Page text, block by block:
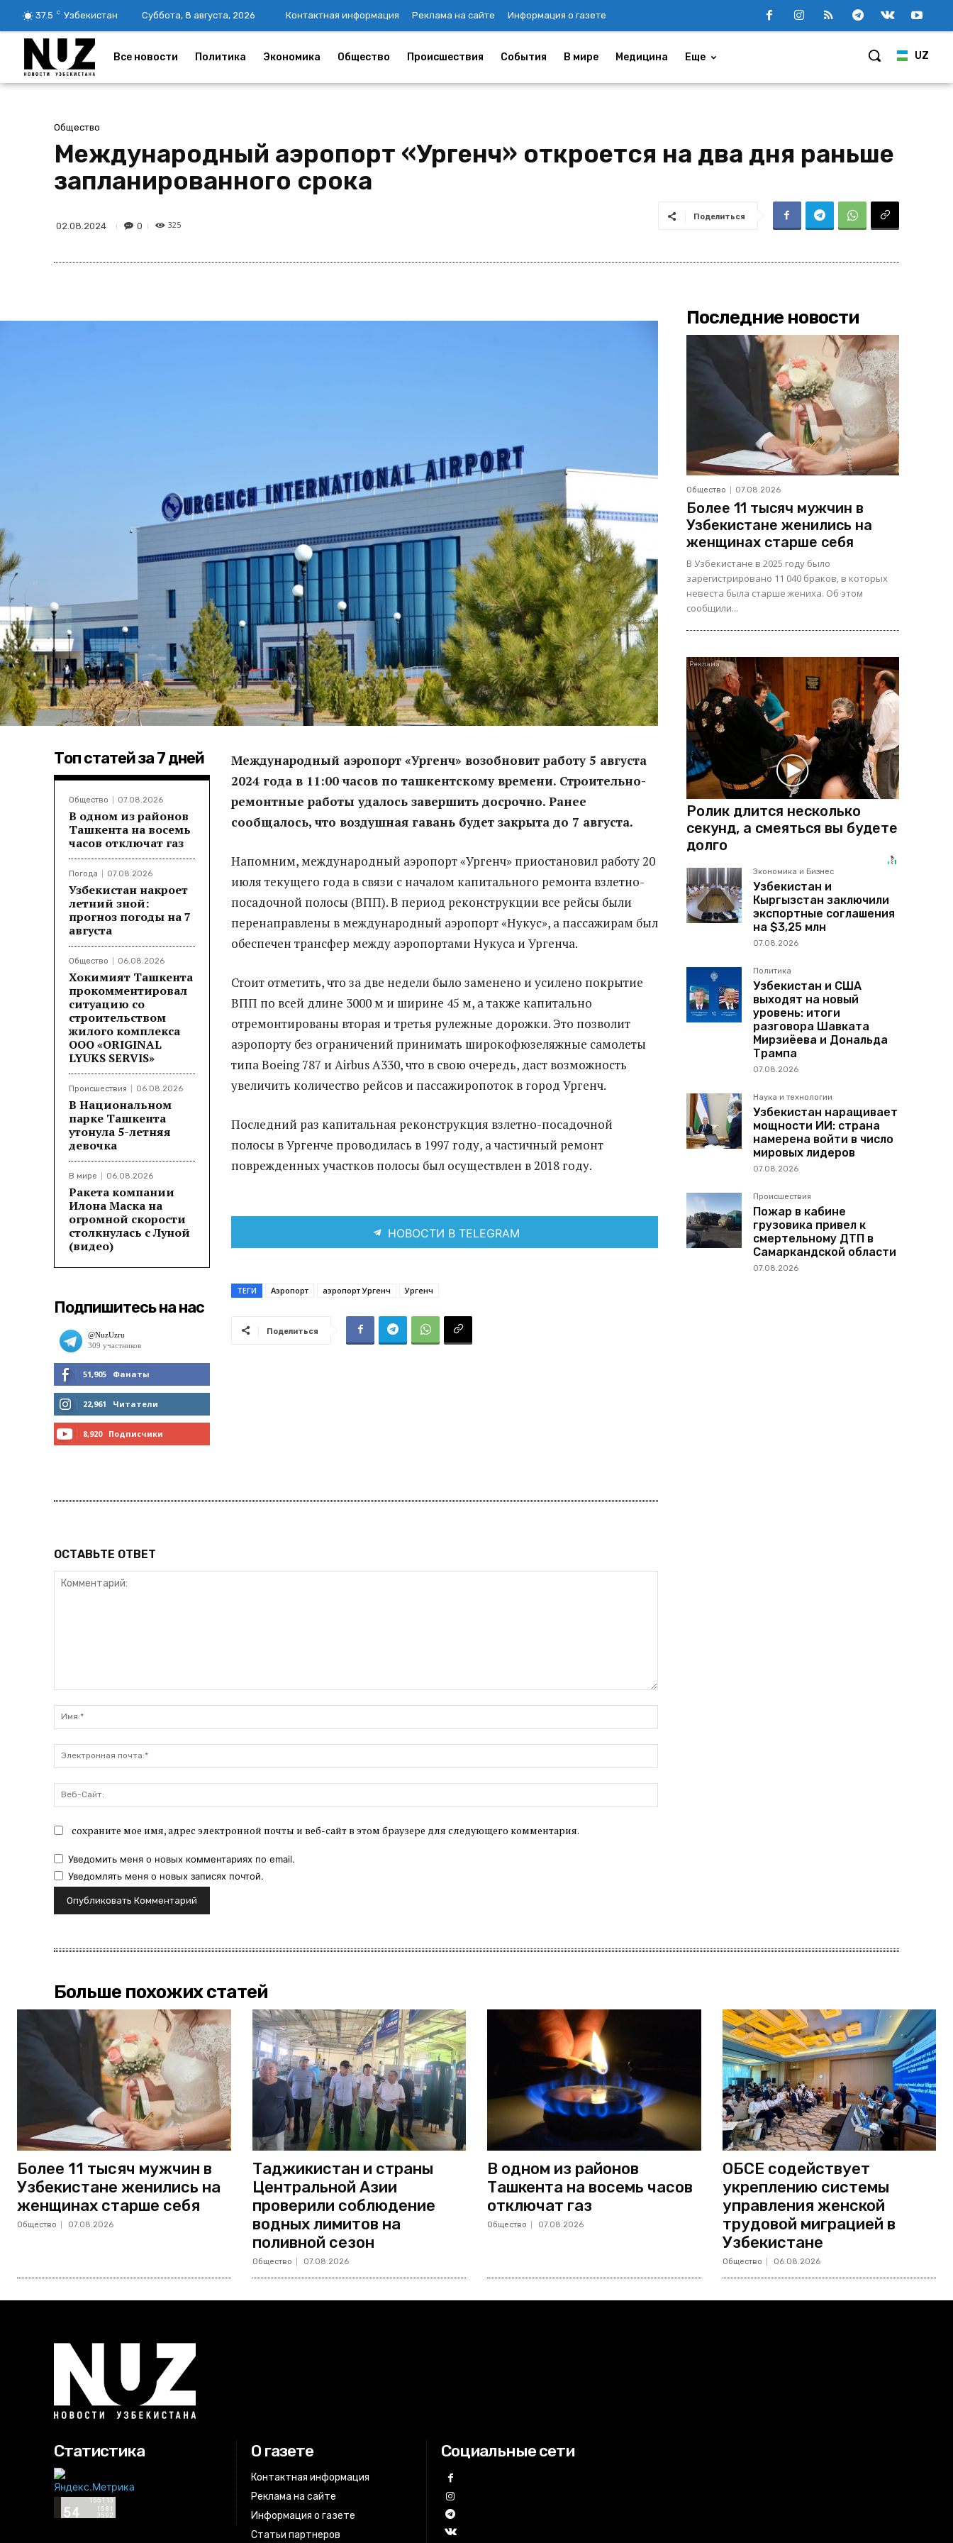
37.5 C Узбекистан Суббота, 8 августа, 2026 Контактная информация Реклама на сайте Информация о газете
UZ
Все новости Политика Экономика Общество Происшествия События В мире Медицина Еще
Общество
Международный аэропорт «Ургенч» откроется на два дня раньше
запланированного срока
02.08.2024 0 325
Поделиться
Топ статей за 7 дней
Общество 07.08.2026
В одном из районов
Ташкента на восемь
часов отключат газ
Погода 07.08.2026
Узбекистан накроет
летний зной:
прогноз погоды на 7
августа
Общество 06.08.2026
Хокимият Ташкента
прокомментировал
ситуацию со
строительством
жилого комплекса
ООО «ORIGINAL
LYUKS SERVIS»
Происшествия 06.08.2026
В Национальном
парке Ташкента
утонула 5-летняя
девочка
В мире 06.08.2026
Ракета компании
Илона Маска на
огромной скорости
столкнулась с Луной
(видео)
Подпишитесь на нас
51,905 Фанаты
МНЕ НРАВИТСЯ
22,961 Читатели
8,920 Подписчики
Международный аэропорт «Ургенч» возобновит работу 5 августа
2024 года в 11:00 часов по ташкентскому времени. Строительно-
ремонтные работы удалось завершить досрочно. Ранее
сообщалось, что воздушная гавань будет закрыта до 7 августа.
Напомним, международный аэропорт «Ургенч» приостановил работу 20
июля текущего года в связи с началом капитального ремонта взлетно-
посадочной полосы (ВПП). В период реконструкции все рейсы были
перенаправлены в международный аэропорт «Нукус», а пассажирам был
обеспечен трансфер между аэропортами Нукуса и Ургенча.
Стоит отметить, что за две недели было заменено и усилено покрытие
ВПП по всей длине 3000 м и ширине 45 м, а также капитально
отремонтированы вторая и третья рулежные дорожки. Это позволит
аэропорту без ограничений принимать широкофюзеляжные самолеты
типа Boeing 787 и Airbus A330, что в свою очередь, даст возможность
увеличить количество рейсов и пассажиропоток в город Ургенч.
Последний раз капитальная реконструкция взлетно-посадочной
полосы в Ургенче проводилась в 1997 году, а частичный ремонт
поврежденных участков полосы был осуществлен в 2018 году.
НОВОСТИ В TELEGRAM
ТЕГИ Аэропорт аэропорт Ургенч Ургенч
Поделиться
ОСТАВЬТЕ ОТВЕТ
почта:*
Сайт:
сохраните мое имя, адрес электронной почты и веб-сайт в этом браузере для следующего комментария.
Уведомить меня о новых комментариях по email.
Уведомлять меня о новых записях почтой.
Последние новости
Общество 07.08.2026
Более 11 тысяч мужчин в
Узбекистане женились на
женщинах старше себя
В Узбекистане в 2025 году было
зарегистрировано 11 040 браков, в которых
невеста была старше жениха. Об этом
сообщили...
Ролик длится несколько
секунд, а смеяться вы будете
долго
Экономика и Бизнес
Узбекистан и
Кыргызстан заключили
экспортные соглашения
на $3,25 млн
07.08.2026
Политика
Узбекистан и США
выходят на новый
уровень: итоги
разговора Шавката
Мирзиёева и Дональда
Трампа
07.08.2026
Наука и технологии
Узбекистан наращивает
мощности ИИ: страна
намерена войти в число
мировых лидеров
07.08.2026
Происшествия
Пожар в кабине
грузовика привел к
смертельному ДТП в
Самаркандской области
07.08.2026
Больше похожих статей
Более 11 тысяч мужчин в
Узбекистане женились на
женщинах старше себя
Общество 07.08.2026
Таджикистан и страны
Центральной Азии
проверили соблюдение
водных лимитов на
поливной сезон
Общество 07.08.2026
В одном из районов
Ташкента на восемь часов
отключат газ
Общество 07.08.2026
ОБСЕ содействует
укреплению системы
управления женской
трудовой миграцией в
Узбекистане
Общество 06.08.2026
Статистика О газете
Контактная информация
Реклама на сайте
Информация о газете
Статьи партнеров
Социальные сети